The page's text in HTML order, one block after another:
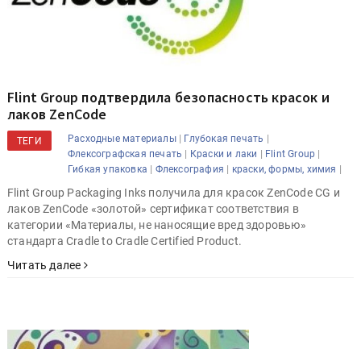
Flint Group подтвердила безопасность красок и
лаков ZenCode
ТЕГИ Расходные материалы| Глубокая печать |
Флексографская печать | Краски и лаки | Flint Group |
Гибкая упаковка | Флексография | краски, формы, химия |
Flint Group Packaging Inks получила для красок ZenCode CG и
лаков ZenCode «золотой» сертификат соответствия в
категории «Материалы, не наносящие вред здоровью»
стандарта Cradle to Cradle Certified Product.
Читать далее